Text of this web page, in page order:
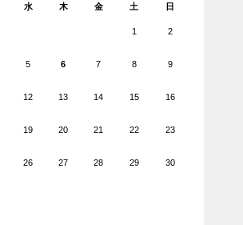
水 木 金 土 日
1 2
5 6 7 8 9
12 13 14 15 16
19 20 21 22 23
26 27 28 29 30